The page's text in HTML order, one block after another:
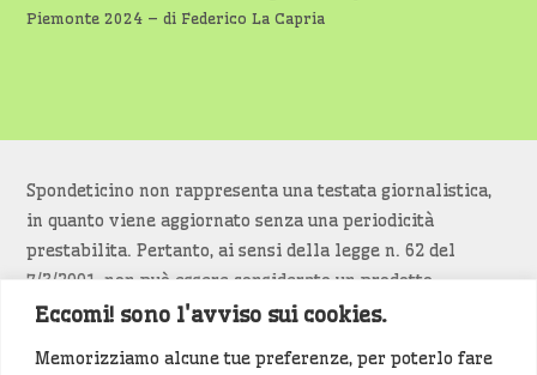
Eccomi! sono l'avviso sui cookies.
Memorizziamo alcune tue preferenze, per poterlo fare
Piemonte 2024 – di Federico La Capria
Spondeticino non rappresenta una testata giornalistica,
in quanto viene aggiornato senza una periodicità
prestabilita. Pertanto, ai sensi della legge n. 62 del
7/3/2001, non può essere considerato un prodotto
editoriale.
Siamo attenti a non violare copyright e diritti